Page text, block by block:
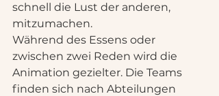
schnell die Lust der anderen,
mitzumachen.
Während des Essens oder
zwischen zwei Reden wird die
Animation gezielter. Die Teams
finden sich nach Abteilungen